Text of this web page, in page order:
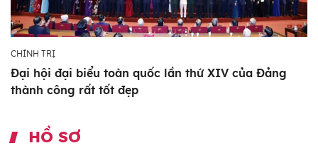
CHÍNH TRỊ
Đại hội đại biểu toàn quốc lần thứ XIV của Đảng
thành công rất tốt đẹp
HỒ SƠ